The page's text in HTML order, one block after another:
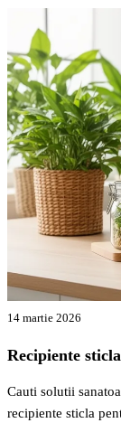
14 martie 2026
Recipiente
Cauti solutii
recipiente sticla